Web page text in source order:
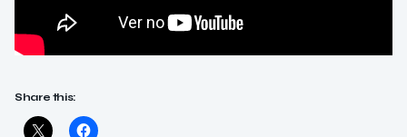
Share this: